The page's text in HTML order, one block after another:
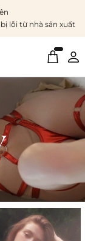
lỗi từ nhà sản xuất